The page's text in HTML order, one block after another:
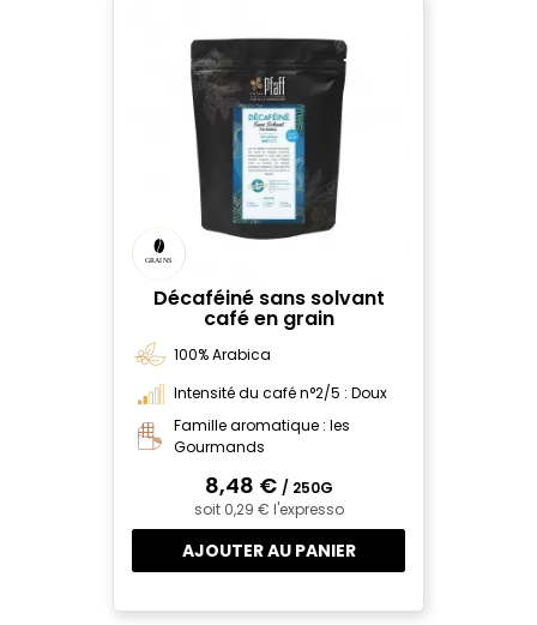
Décaféiné sans solvant
café en grain
100% Arabica
Intensité du café n°2/5 : Doux
Famille aromatique : les
Gourmands
8,48 € / 250G
soit 0,29 € l'expresso
AJOUTER AU PANIER